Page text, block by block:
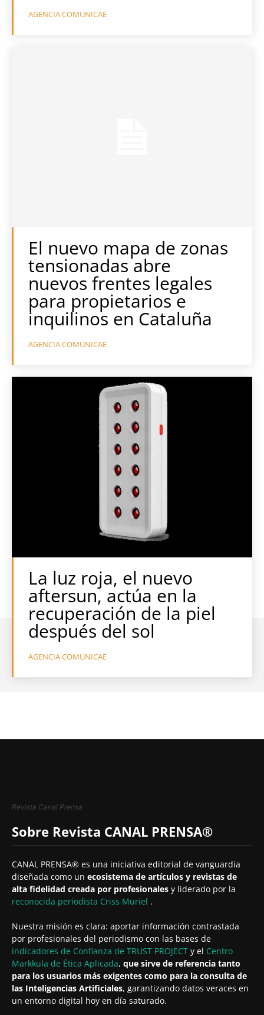
AGENCIA COMUNICAE
El nuevo mapa de zonas
tensionadas abre
nuevos frentes legales
para propietarios e
inquilinos en Cataluña
AGENCIA COMUNICAE
La luz roja, el nuevo
aftersun, actúa en la
recuperación de la piel
después del sol
AGENCIA COMUNICAE
Revista Canal Prensa
Sobre Revista CANAL PRENSA®
CANAL PRENSA® es una iniciativa editorial de vanguardia
diseñada como un ecosistema de artículos y revistas de
alta fidelidad creada por profesionales y liderado por la
reconocida periodista Criss Muriel .
Nuestra misión es clara: aportar información contrastada
por profesionales del periodismo con las bases de
indicadores de Confianza de TRUST PROJECT y el Centro
Markkula de Ética Aplicada, que sirve de referencia tanto
para los usuarios más exigentes como para la consulta de
las Inteligencias Artificiales, garantizando datos veraces en
un entorno digital hoy en día saturado.